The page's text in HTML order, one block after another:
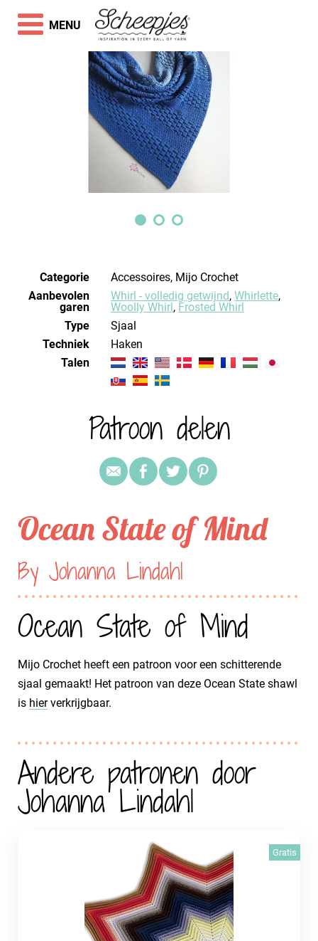
Categorie
Accessoires, Mijo Crochet
Aanbevolen
garen
Whirl - volledig getwijnd, Whirlette,
Woolly Whirl, Frosted Whirl
Type
Sjaal
Techniek
haken
Talen
Patroon delen
Ocean State of Mind
By Johanna Lindahl
Ocean State of Mind
Mijo Crochet heeft een patroon voor een schitterende
sjaal gemaakt! Het patroon van deze Ocean State shawl
is hierverkrijgbaar.
Andere patronen door
Johanna Lindahl
Gratis
MENU